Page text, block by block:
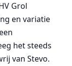
Grol
en variatie
het steeds
van Stevo.